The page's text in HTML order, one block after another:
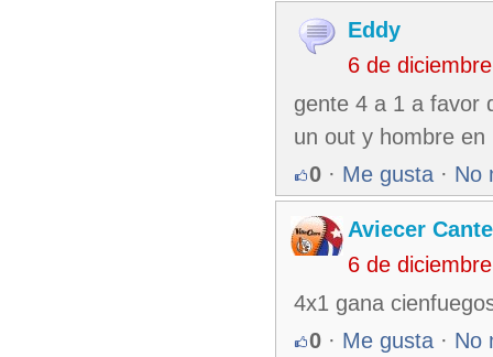
Eddy
6 de
gente 4 a 1 a favor
un out y hombre
0 · Me gusta · No
Aviecer
6 de
4x1 gana
0 · Me gusta · No